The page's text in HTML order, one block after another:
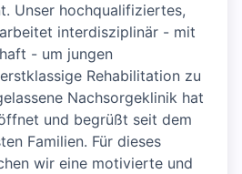
Unser hochqualifiziertes,
interdisziplinär - mit
- um jungen
Rehabilitation zu
Nachsorgeklinik hat
und begrüßt seit dem
Familien. Für dieses
wir eine motivierte und